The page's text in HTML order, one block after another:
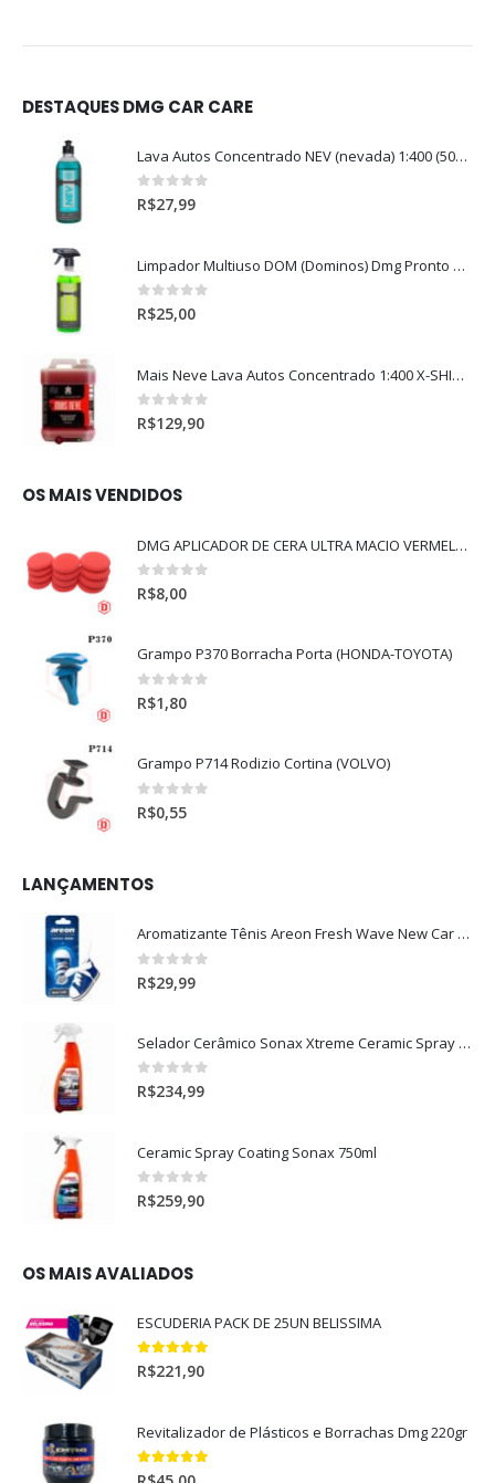
DESTAQUES DMG CAR CARE
Lava Autos Concentrado NEV (nevada) 1:400 (500ml)
0out of 5
R$27,99
Limpador Multiuso DOM (Dominos) Dmg Pronto P/Uso (500ml)
0out of 5
R$25,00
Mais Neve Lava Autos Concentrado 1:400 X-SHINE 5Litros
0out of 5
R$129,90
OS MAIS VENDIDOS
DMG APLICADOR DE CERA ULTRA MACIO VERMELHO l
0out of 5
R$8,00
Grampo P370 Borracha Porta (HONDA-TOYOTA)
0out of 5
R$1,80
Grampo P714 Rodizio Cortina (VOLVO)
0 out of 5
R$0,55
LANÇAMENTOS
Aromatizante Tênis Areon Fresh Wave New Car / Carro Novo
0 out of 5
R$29,99
Selador Cerâmico Sonax Xtreme Ceramic Spray + Seal (750ml)
0out of 5
R$234,99
Ceramic Spray Coating Sonax 750ml
0out of 5
R$259,90
OS MAIS AVALIADOS
ESCUDERIA PACK DE 25UN BELISSIMA
5.00out of 5
R$221,90
Revitalizador de Plásticos e Borrachas Dmg 220gr
5.00out of 5